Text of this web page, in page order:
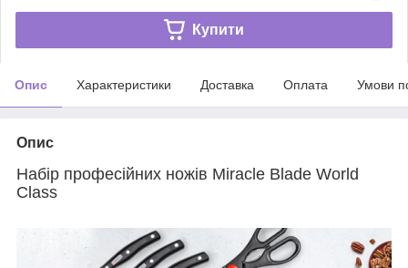
Купити
Опис Характеристики Доставка Оплата Умови
Опис
Набір професійних ножів Miracle Blade World
Class